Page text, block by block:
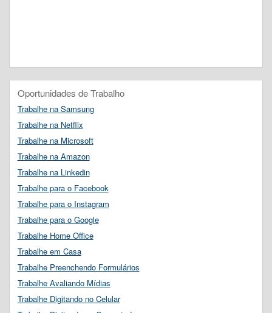
Oportunidades de Trabalho
Trabalhe na Samsung
Trabalhe na Netflix
Trabalhe na Microsoft
Trabalhe na Amazon
Trabalhe na Linkedin
Trabalhe para o Facebook
Trabalhe para o Instagram
Trabalhe para o Google
Trabalhe Home Office
Trabalhe em Casa
Trabalhe Preenchendo Formulários
Trabalhe Avaliando Mídias
Trabalhe Digitando no Celular